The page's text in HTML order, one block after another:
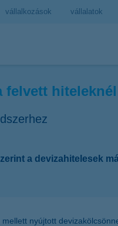
vállalkozások vállalatok
a devizahitelesek
nyújtott